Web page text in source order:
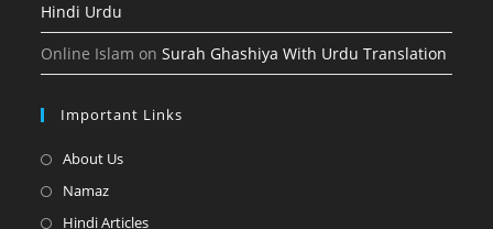
Hindi Urdu
Online Islam onSurah Ghashiya With Urdu Translation
Important Links
About UsOpens
a
NamazOpens
in
Hindi ArticlesOpens